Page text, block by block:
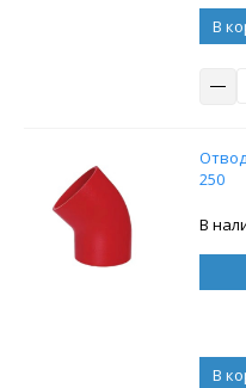
В
250
В
В